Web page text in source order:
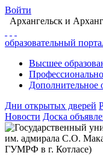
Войти
Архангельск и
образовательный
Высшее
Дополнительное
Дни открытых дверей
Новости Доска